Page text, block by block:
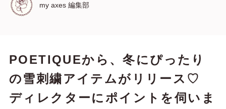
my axes 編集部
POETIQUEから、冬にぴったり
の雪刺繍アイテムがリリース♡
ディレクターにポイントを伺いま